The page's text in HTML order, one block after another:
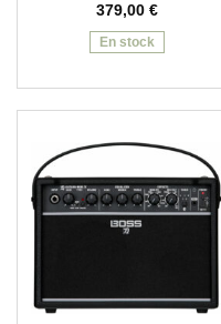
379,00 €
En stock